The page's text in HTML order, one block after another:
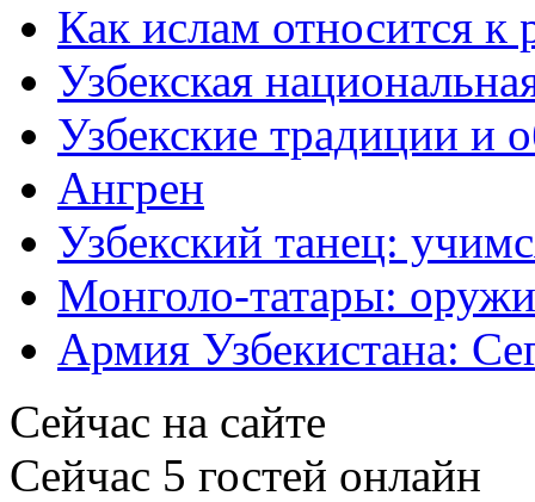
Как ислам относится к
Узбекская
Узбекские традиции и
Ангрен
Узбекский танец:
Монголо-татары:
Армия Узбекистана:
Сейчас на сайте
Сейчас 5 гостей онлайн